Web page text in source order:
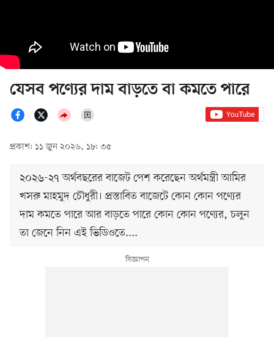
যেসব পণ্যের দাম বাড়তে বা কমতে পারে
প্রকাশ: ১১ জুন ২০২৬, ১৮: ৩৫
২০২৬-২৭ অর্থবছরের বাজেট পেশ করেছেন অর্থমন্ত্রী আমির
খসরু মাহমুদ চৌধুরী। প্রস্তাবিত বাজেটে কোন কোন পণ্যের
দাম কমতে পারে আর বাড়তে পারে কোন কোন পণ্যের, চলুন
তা জেনে নিন এই ভিডিওতে....